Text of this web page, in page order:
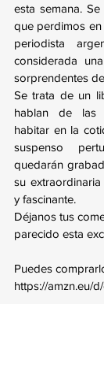
esta semana.
que perdimos
periodista
considerada
sorprendentes
Se trata de un
hablan de las
habitar en la
suspenso
quedarán
su
y fascinante.
Déjanos tus
parecido esta
Puedes
https://amzn.eu/